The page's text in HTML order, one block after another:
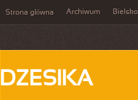
Strona główna Archiwum Bielsko
DZESIKA